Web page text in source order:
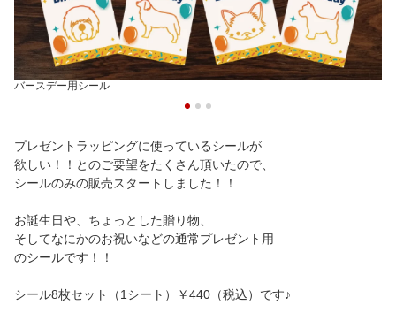
バースデー用シール
プレゼントラッピングに使っているシールが
欲しい！！とのご要望をたくさん頂いたので、
シールのみの販売スタートしました！！
お誕生日や、ちょっとした贈り物、
そしてなにかのお祝いなどの通常プレゼント用
のシールです！！
シール8枚セット（1シート）￥440（税込）です♪